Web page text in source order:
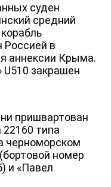
суден
средний
Россией в
аннексии Крыма.
U510 закрашен
пришвартован
22160 типа
черноморском
номер
и «Павел